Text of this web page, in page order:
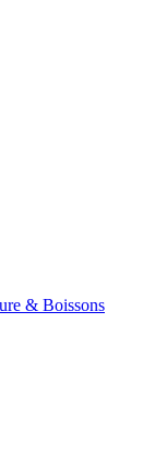
& Boissons